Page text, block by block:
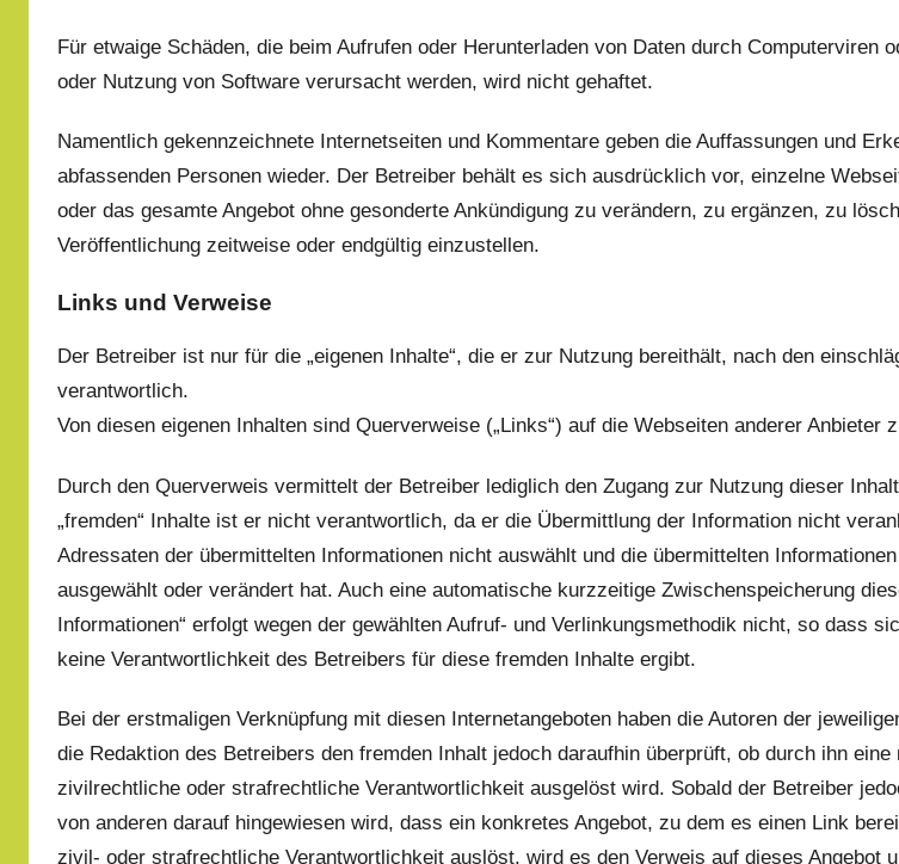
Für etwaige Schäden, die beim Aufrufen oder Herunterladen von Daten durch Computerviren
oder Nutzung von Software verursacht werden, wird nicht gehaftet.
Namentlich gekennzeichnete Internetseiten und Kommentare geben die Auffassungen und
abfassenden Personen wieder. Der Betreiber behält es sich ausdrücklich vor, einzelne
oder das gesamte Angebot ohne gesonderte Ankündigung zu verändern, zu ergänzen, zu
Veröffentlichung zeitweise oder endgültig einzustellen.
Links und Verweise
Der Betreiber ist nur für die „eigenen Inhalte“, die er zur Nutzung bereithält, nach den
verantwortlich.
Von diesen eigenen Inhalten sind Querverweise („Links“) auf die Webseiten anderer Anbieter
Durch den Querverweis vermittelt der Betreiber lediglich den Zugang zur Nutzung dieser
„fremden“ Inhalte ist er nicht verantwortlich, da er die Übermittlung der Information nicht
Adressaten der übermittelten Informationen nicht auswählt und die übermittelten
ausgewählt oder verändert hat. Auch eine automatische kurzzeitige Zwischenspeicherung
Informationen“ erfolgt wegen der gewählten Aufruf- und Verlinkungsmethodik nicht, so dass
keine Verantwortlichkeit des Betreibers für diese fremden Inhalte ergibt.
Bei der erstmaligen Verknüpfung mit diesen Internetangeboten haben die Autoren der
die Redaktion des Betreibers den fremden Inhalt jedoch daraufhin überprüft, ob durch ihn eine
zivilrechtliche oder strafrechtliche Verantwortlichkeit ausgelöst wird. Sobald der Betreiber
von anderen darauf hingewiesen wird, dass ein konkretes Angebot, zu dem es einen Link
zivil- oder strafrechtliche Verantwortlichkeit auslöst, wird es den Verweis auf dieses Angebot